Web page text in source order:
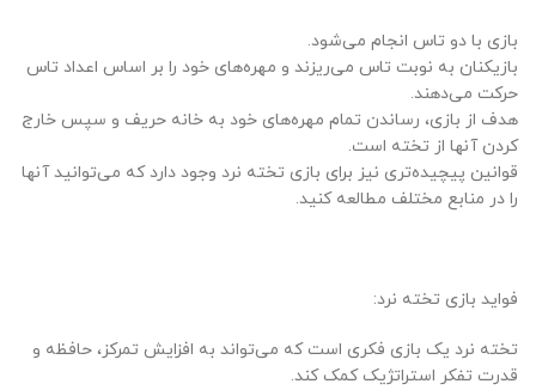
بازی با دو تاس انجام می‌شود.
بازیکنان به نوبت تاس می‌ریزند و مهره‌های خود را بر اساس اعداد تاس
حرکت می‌دهند.
هدف از بازی، رساندن تمام مهره‌های خود به خانه حریف و سپس خارج
کردن آنها از تخته است.
قوانین پیچیده‌تری نیز برای بازی تخته نرد وجود دارد که می‌توانید آنها
را در منابع مختلف مطالعه کنید.
فواید بازی تخته نرد:
تخته نرد یک بازی فکری است که می‌تواند به افزایش تمرکز، حافظه و
قدرت تفکر استراتژیک کمک کند.